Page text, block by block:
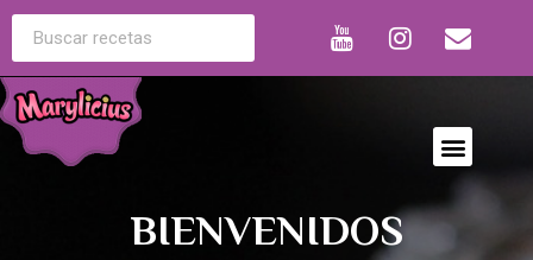
BIENVENIDOS